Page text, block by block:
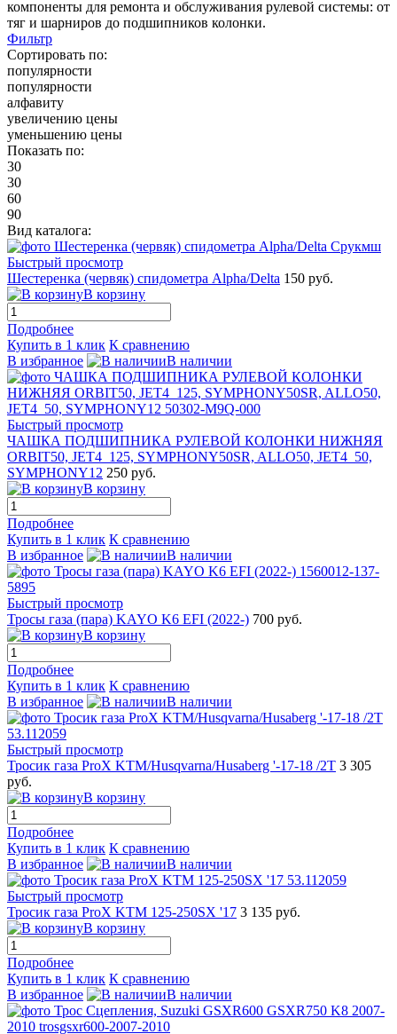
компоненты для ремонта и обслуживания рулевой системы: от
тяг и шарниров до подшипников колонки.
Фильтр
Сортировать по:
популярности
популярности
алфавиту
увеличению цены
уменьшению цены
Показать по:
30
30
60
90
Вид каталога:
Быстрый просмотр
Шестеренка (червяк) спидометра Alpha/Delta 150 руб.
В корзину
Подробнее
Купить в 1 клик К сравнению
В избранное
В наличии
Быстрый просмотр
ЧАШКА ПОДШИПНИКА РУЛЕВОЙ КОЛОНКИ НИЖНЯЯ
ORBIT50, JET4_125, SYMPHONY50SR, ALLO50, JET4_50,
SYMPHONY12 250 руб.
В корзину
Подробнее
Купить в 1 клик К сравнению
В избранное
В наличии
Быстрый просмотр
Тросы газа (пара) KAYO K6 EFI (2022-) 700 руб.
В корзину
Подробнее
Купить в 1 клик К сравнению
В избранное
В наличии
Быстрый просмотр
Тросик газа ProX KTM/Husqvarna/Husaberg '-17-18 /2T 3 305
руб.
В корзину
Подробнее
Купить в 1 клик К сравнению
В избранное
В наличии
Быстрый просмотр
Тросик газа ProX KTM 125-250SX '17 3 135 руб.
В корзину
Подробнее
Купить в 1 клик К сравнению
В избранное
В наличии